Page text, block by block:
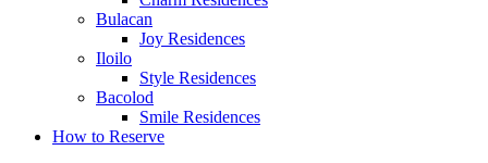
Bulacan
Joy Residences
Iloilo
Style Residences
Bacolod
Smile Residences
How to Reserve